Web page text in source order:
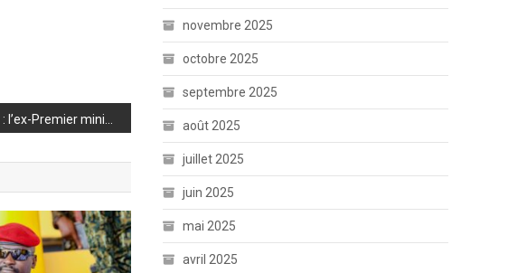
novembre 2025
octobre 2025
septembre 2025
août 2025
juillet 2025
juin 2025
mai 2025
avril 2025